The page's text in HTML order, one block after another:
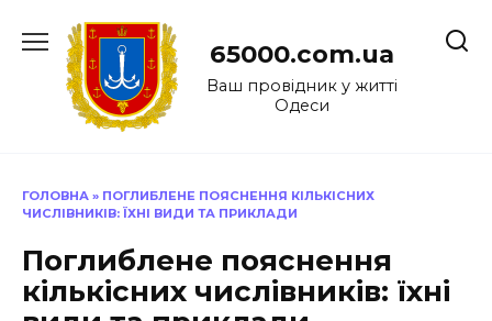
до
65000.com.ua
Ваш провідник у житті
Одеси
ГОЛОВНА » ПОГЛИБЛЕНЕ ПОЯСНЕННЯ КІЛЬКІСНИХ
ЧИСЛІВНИКІВ: ЇХНІ ВИДИ ТА ПРИКЛАДИ
Поглиблене пояснення
кількісних числівників: їхні